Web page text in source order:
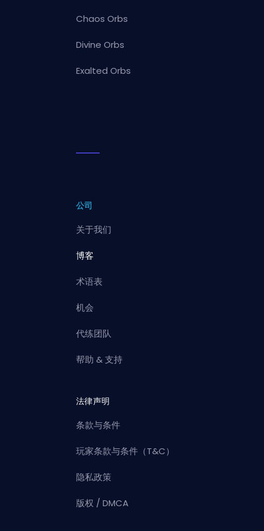
Chaos Orbs
Divine Orbs
Exalted Orbs
公司
关于我们
博客
术语表
机会
代练团队
帮助 & 支持
法律声明
条款与条件
玩家条款与条件（T&C）
隐私政策
版权 / DMCA